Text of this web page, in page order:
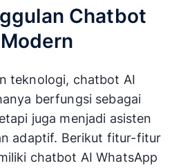
Chatbot
teknologi, chatbot AI
berfungsi sebagai
juga menjadi asisten
adaptif. Berikut fitur-fitur
chatbot AI WhatsApp